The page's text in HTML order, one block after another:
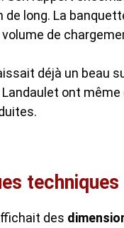
de long. La
de
déjà un beau
Landaulet ont
des